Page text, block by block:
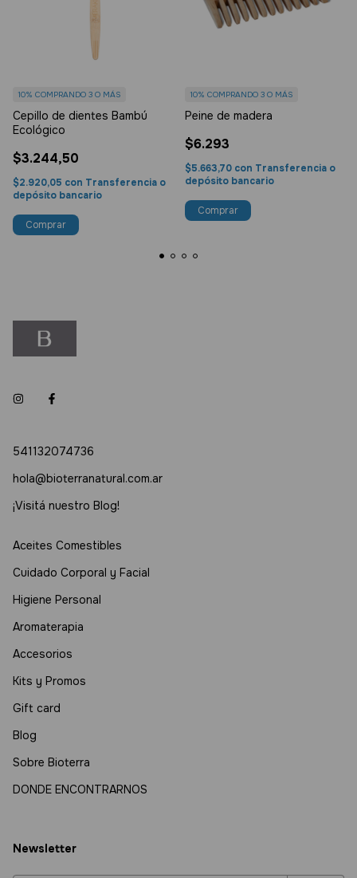
Cepillo de dientes Bambú
Ecológico
$3.244,50
10% COMPRANDO 3 O MÁS
$2.920,05 con Transferencia o
depósito bancario
Comprar
Peine de madera
$6.293
10% COMPRANDO 3 O MÁS
$5.663,70 con Transferencia o
depósito bancario
541132074736
hola@bioterranatural.com.ar
¡Visitá nuestro Blog!
Aceites Comestibles
Cuidado Corporal y Facial
Higiene Personal
Aromaterapia
Accesorios
Kits y Promos
Gift card
Blog
Sobre Bioterra
DONDE ENCONTRARNOS
Newsletter